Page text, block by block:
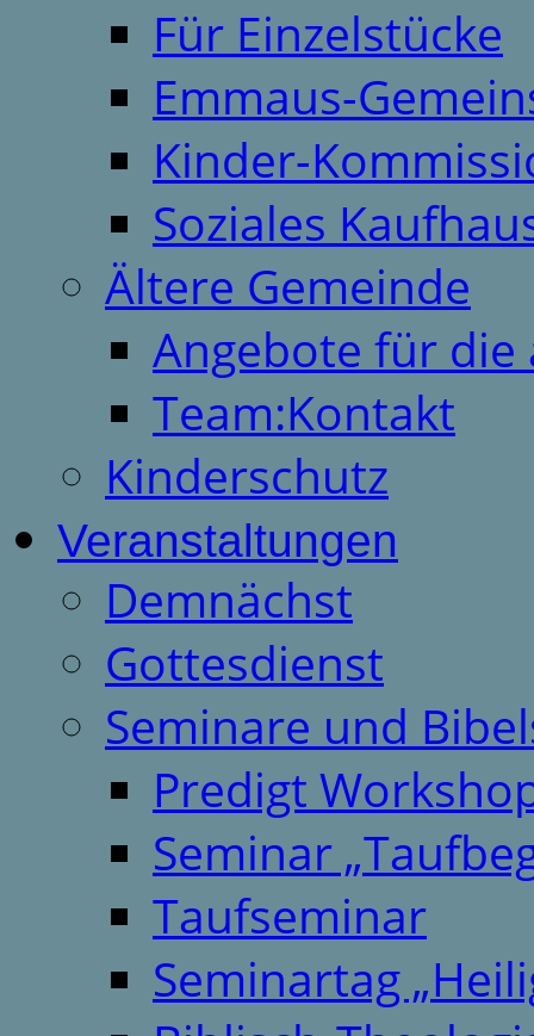
Für Einzelstücke
Emmaus-
Kinder-
Soziales
Ältere Gemeinde
Angebote für
Team:Kontakt
Kinderschutz
Veranstaltungen
Demnächst
Gottesdienst
Seminare und
Predigt
Seminar
Taufseminar
Seminartag